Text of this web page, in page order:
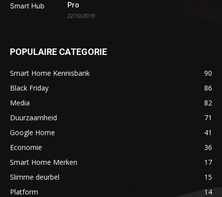
Pro
22/10/2019
POPULAIRE CATEGORIE
Smart Home Kennisbank
90
Black Friday
86
Media
82
Duurzaamheid
71
Google Home
41
Economie
36
Smart Home Merken
17
Slimme deurbel
15
Platform
14